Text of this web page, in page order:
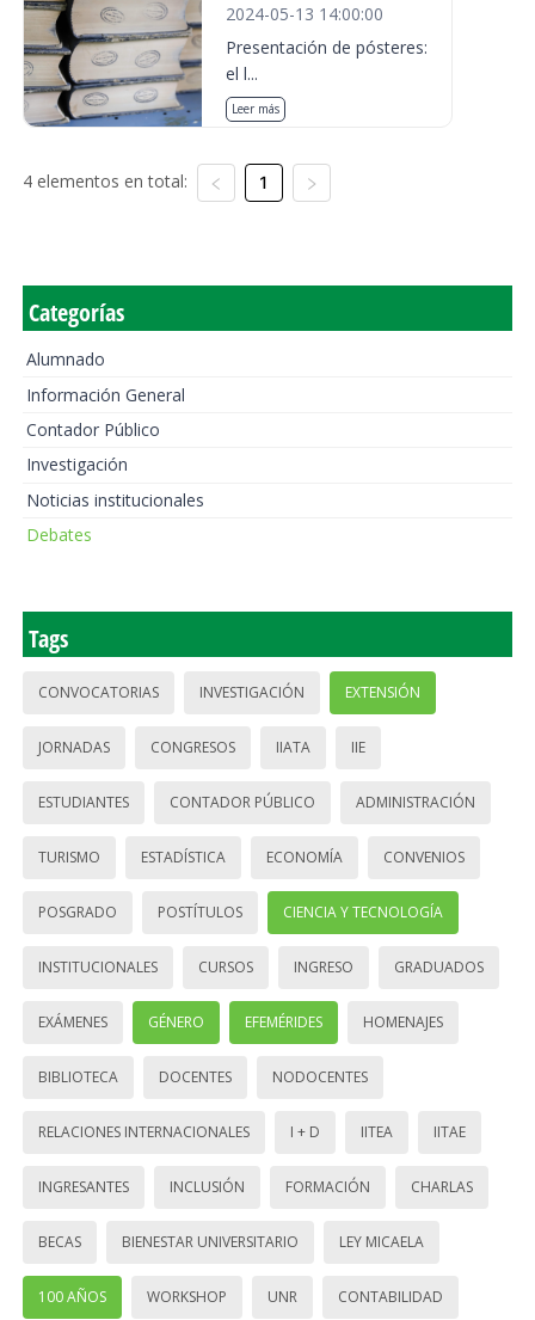
2024-05-13 14:00:00
Presentación de pósteres:
el l...
Leer más
4 elementos en total: 1
Categorías
Alumnado
Información General
Contador Público
Investigación
Noticias institucionales
Debates
Tags
CONVOCATORIAS INVESTIGACIÓN EXTENSIÓN
JORNADAS CONGRESOS IIATA IIE
ESTUDIANTES CONTADOR PÚBLICO ADMINISTRACIÓN
TURISMO ESTADÍSTICA ECONOMÍA CONVENIOS
POSGRADO POSTÍTULOS CIENCIA Y TECNOLOGÍA
INSTITUCIONALES CURSOS INGRESO GRADUADOS
EXÁMENES GÉNERO EFEMÉRIDES HOMENAJES
BIBLIOTECA DOCENTES NODOCENTES
RELACIONES INTERNACIONALES I + D IITEA IITAE
INGRESANTES INCLUSIÓN FORMACIÓN CHARLAS
BECAS BIENESTAR UNIVERSITARIO LEY MICAELA
100 AÑOS WORKSHOP UNR CONTABILIDAD